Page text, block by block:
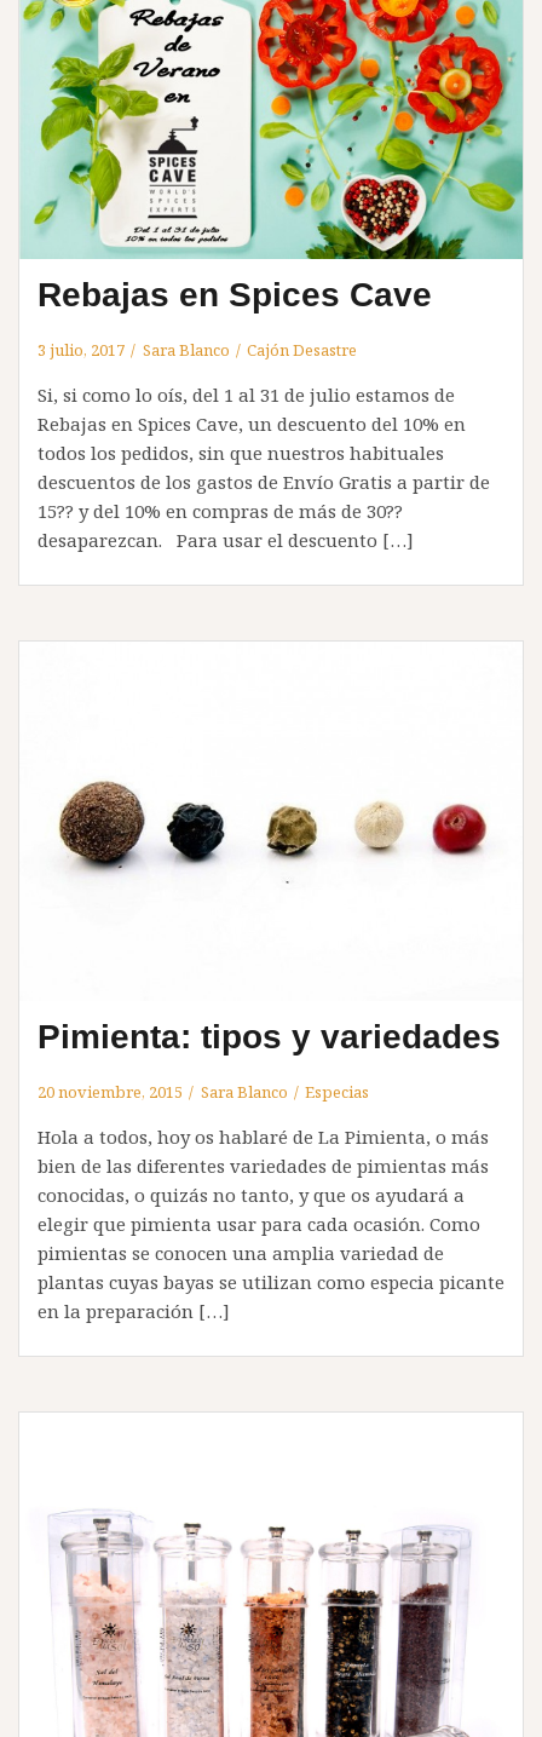
Rebajas en Spices Cave
3 julio, 2017 Sara Blanco Cajón Desastre
Si, si como lo oís, del 1 al 31 de julio estamos de
Rebajas en Spices Cave, un descuento del 10% en
todos los pedidos, sin que nuestros habituales
descuentos de los gastos de Envío Gratis a partir de
15?? y del 10% en compras de más de 30??
desaparezcan. Para usar el descuento […]
Pimienta: tipos y variedades
20 noviembre, 2015 Sara Blanco Especias
Hola a todos, hoy os hablaré de La Pimienta, o más
bien de las diferentes variedades de pimientas más
conocidas, o quizás no tanto, y que os ayudará a
elegir que pimienta usar para cada ocasión. Como
pimientas se conocen una amplia variedad de
plantas cuyas bayas se utilizan como especia picante
en la preparación […]